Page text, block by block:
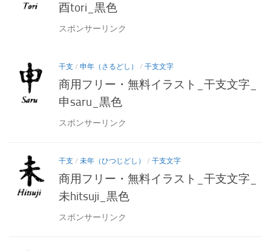
酉tori_黒色
スポンサーリンク
干支 / 申年（さるどし） / 干支文字
商用フリー・無料イラスト_干支文字_
申saru_黒色
スポンサーリンク
干支 / 未年（ひつじどし） / 干支文字
商用フリー・無料イラスト_干支文字_
未hitsuji_黒色
スポンサーリンク